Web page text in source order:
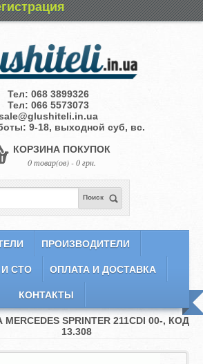
Тел: 068 3899326
Тел: 066 5573073
9-18, выходной суб, вс.
КОРЗИНА ПОКУПОК
0 товар(ов) - 0 грн.
Поиск
ПРОИЗВОДИТЕЛИ
СТО ОПЛАТА И ДОСТАВКА
КОНТАКТЫ
SPRINTER 211CDI 00-, КОД
13.308